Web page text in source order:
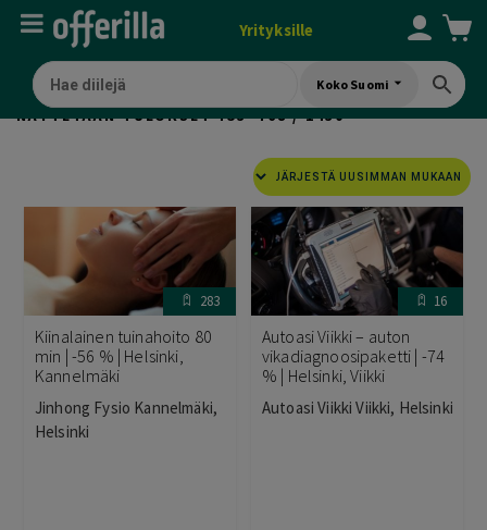
Yrityksille
Koko Suomi
NÄYTETÄÄN TULOKSET 753–768 / 1430SORTED
LATEST
283
Kiinalainen tuinahoito 80
min | -56 % | Helsinki,
Kannelmäki
Jinhong Fysio Kannelmäki,
Helsinki
16
Autoasi Viikki – auton
vikadiagnoosipaketti | -74
% | Helsinki, Viikki
Autoasi Viikki Viikki, Helsinki